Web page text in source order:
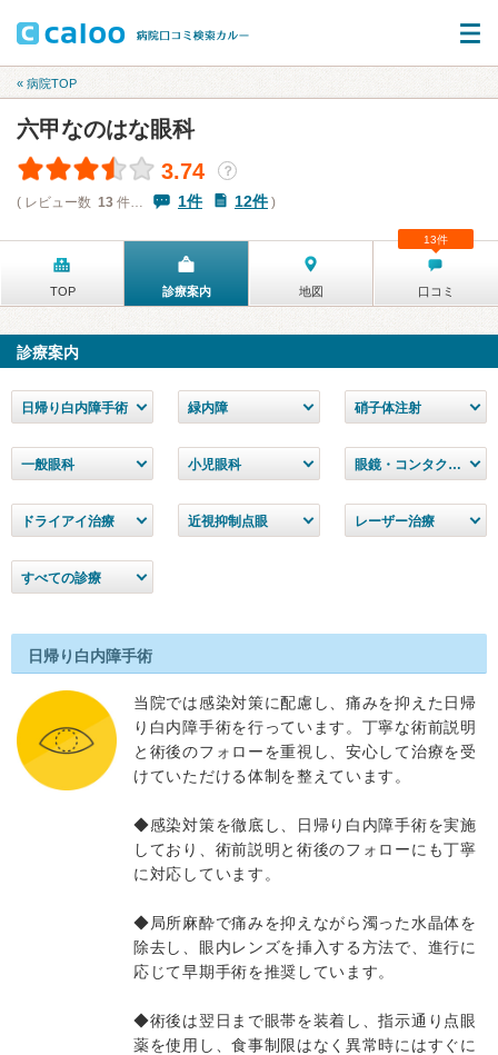
« 病院TOP
六甲なのはな眼科
3.74
？
( レビュー数 13 件… 1件 12件)
TOP 診療案内 地図 口コミ
13件
診療案内
日帰り白内障手術 緑内障 硝子体注射
一般眼科 小児眼科 眼鏡・コンタクトレンズ処方
ドライアイ治療 近視抑制点眼 レーザー治療
すべての診療
日帰り白内障手術
当院では感染対策に配慮し、痛みを抑えた日帰
り白内障手術を行っています。丁寧な術前説明
と術後のフォローを重視し、安心して治療を受
けていただける体制を整えています。
◆感染対策を徹底し、日帰り白内障手術を実施
しており、術前説明と術後のフォローにも丁寧
に対応しています。
◆局所麻酔で痛みを抑えながら濁った水晶体を
除去し、眼内レンズを挿入する方法で、進行に
応じて早期手術を推奨しています。
◆術後は翌日まで眼帯を装着し、指示通り点眼
薬を使用し、食事制限はなく異常時にはすぐに